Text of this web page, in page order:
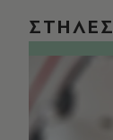
ΣΤΗΛΕΣ